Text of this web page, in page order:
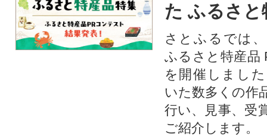
た ふるさと
さとふるでは
ふるさと特産品
を開催しまし
いた数多くの作
行い、見事、受
ご紹介します。